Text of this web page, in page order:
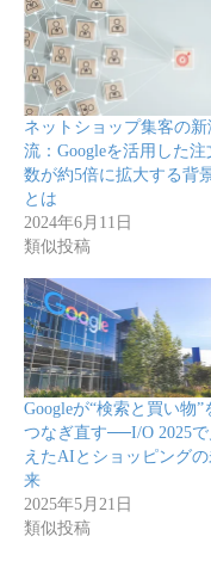
ネットショップ集客の新
流：Googleを活用した注
数が約5倍に拡大する背
とは
2024年6月11日
類似投稿
Googleが“検索と買い物”
つなぎ直す──I/O 2025で
えたAIとショッピング
来
2025年5月21日
類似投稿